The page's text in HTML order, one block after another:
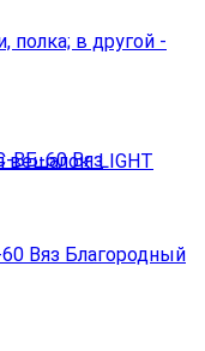
Вяз Благородный